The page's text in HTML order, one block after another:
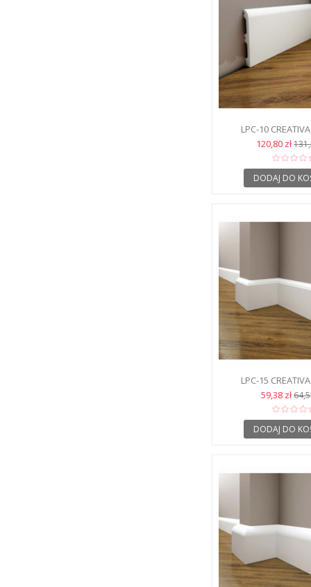
LPC-10
120,80 zł
DODAJ DO
LPC-15
59,38 zł
DODAJ DO